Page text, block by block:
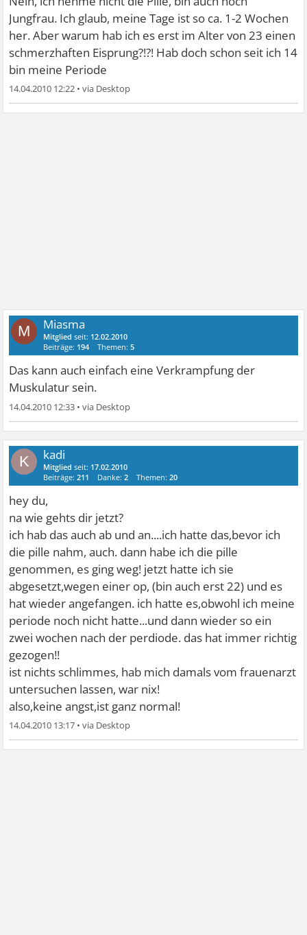
Jungfrau. Ich glaub, meine Tage ist so ca. 1-2 Wochen
her. Aber warum hab ich es erst im Alter von 23 einen
schmerzhaften Eisprung?!?! Hab doch schon seit ich 14
bin meine Periode
14.04.2010 12:22 •
M Miasma
Mitglied seit: 12.02.2010
Beiträge: 194 Themen:5
Das kann auch einfach eine Verkrampfung der
Muskulatur sein.
14.04.2010 12:33 •
K kadi
Mitglied seit: 17.02.2010
Beiträge:211 Danke:2 Themen:20
hey du,
na wie gehts dir jetzt?
ich hab das auch ab und an....ich hatte das,bevor ich
die pille nahm, auch. dann habe ich die pille
genommen, es ging weg! jetzt hatte ich sie
abgesetzt,wegen einer op, (bin auch erst 22) und es
hat wieder angefangen. ich hatte es,obwohl ich meine
periode noch nicht hatte...und dann wieder so ein
zwei wochen nach der perdiode. das hat immer richtig
gezogen!!
ist nichts schlimmes, hab mich damals vom frauenarzt
untersuchen lassen, war nix!
also,keine angst,ist ganz normal!
14.04.2010 13:17 •